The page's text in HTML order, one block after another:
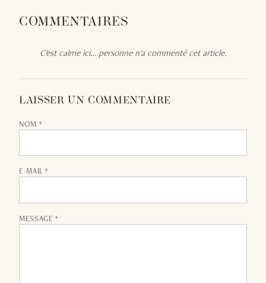
COMMENTAIRES
C'est calme ici… personne n'a commenté cet article.
LAISSER UN COMMENTAIRE
NOM *
E-MAIL *
MESSAGE *